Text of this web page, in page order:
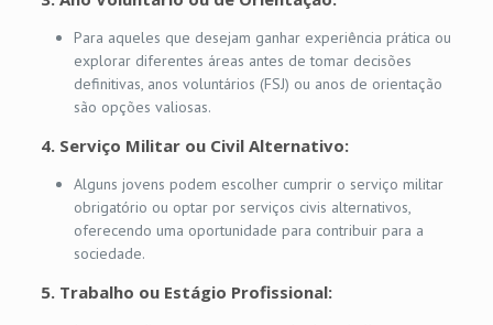
Para aqueles que desejam ganhar experiência prática ou
explorar diferentes áreas antes de tomar decisões
definitivas, anos voluntários (FSJ) ou anos de orientação
são opções valiosas.
4. Serviço Militar ou Civil Alternativo:
Alguns jovens podem escolher cumprir o serviço militar
obrigatório ou optar por serviços civis alternativos,
oferecendo uma oportunidade para contribuir para a
sociedade.
5. Trabalho ou Estágio Profissional: